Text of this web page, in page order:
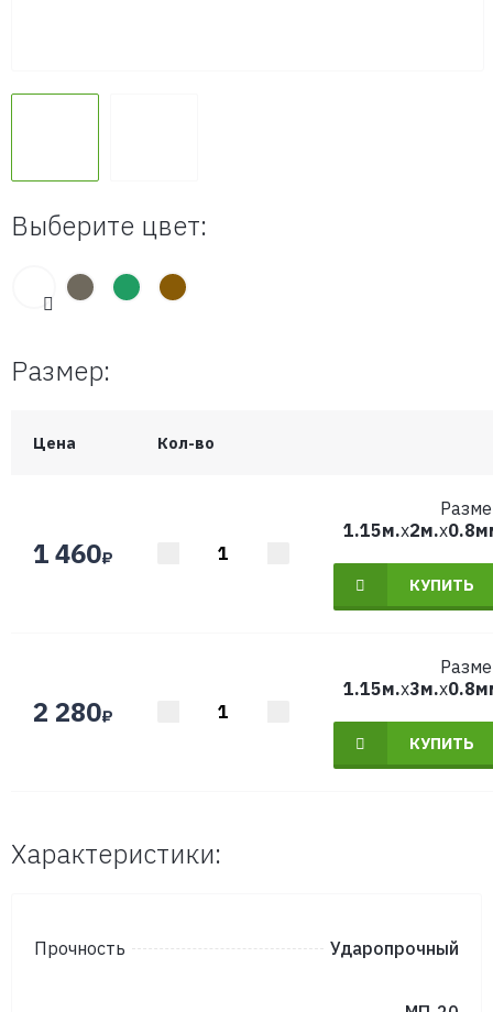
Выберите цвет:
Размер:
Цена Кол-во
1 460₽
1.15м.x2м.x
КУПИТЬ
2 280₽
1.15м.x3м.x
КУПИТЬ
Характеристики:
Прочность Ударопрочный